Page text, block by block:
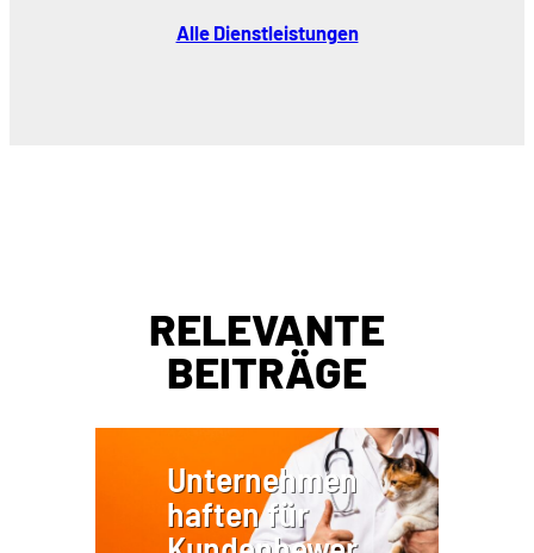
Alle Dienstleistungen
RELEVANTE
BEITRÄGE
Unternehmen
haften für